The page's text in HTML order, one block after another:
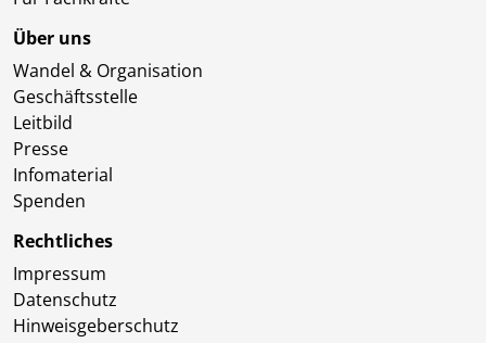
Über uns
Wandel & Organisation
Geschäftsstelle
Leitbild
Presse
Infomaterial
Spenden
Rechtliches
Impressum
Datenschutz
Hinweisgeberschutz